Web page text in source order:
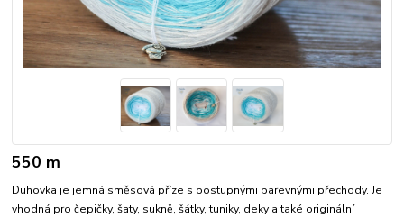
550 m
Duhovka je jemná směsová příze s postupnými barevnými přechody. Je
vhodná pro čepičky, šaty, sukně, šátky, tuniky, deky a také originální